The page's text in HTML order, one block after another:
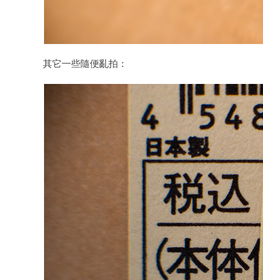
其它一些隨便亂拍：